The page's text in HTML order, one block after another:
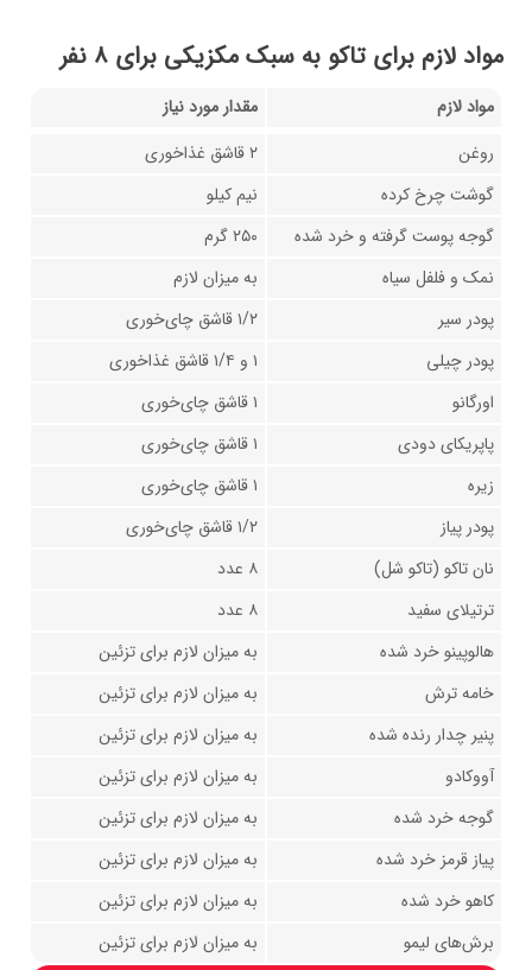
مواد لازم برای تاکو به سبک مکزیکی برای ۸ نفر
مواد لازم
مقدار مورد نیاز
روغن
۲ قاشق غذاخوری
گوشت چرخ کرده
نیم کیلو
گوجه پوست گرفته و خرد شده
۲۵۰ گرم
نمک و فلفل سیاه
به میزان لازم
پودر سیر
۱/۲ قاشق چای‌خوری
پودر چیلی
۱ و ۱/۴ قاشق غذاخوری
اورگانو
۱ قاشق چای‌خوری
پاپریکای دودی
۱ قاشق چای‌خوری
زیره
۱ قاشق چای‌خوری
پودر پیاز
۱/۲ قاشق چای‌خوری
نان تاکو (تاکو شل)
۸ عدد
ترتیلای سفید
۸ عدد
هالوپینو خرد شده
به میزان لازم برای تزئین
خامه ترش
به میزان لازم برای تزئین
پنیر چدار رنده شده
به میزان لازم برای تزئین
آووکادو
به میزان لازم برای تزئین
گوجه خرد شده
به میزان لازم برای تزئین
پیاز قرمز خرد شده
به میزان لازم برای تزئین
کاهو خرد شده
به میزان لازم برای تزئین
برش‌های لیمو
به میزان لازم برای تزئین